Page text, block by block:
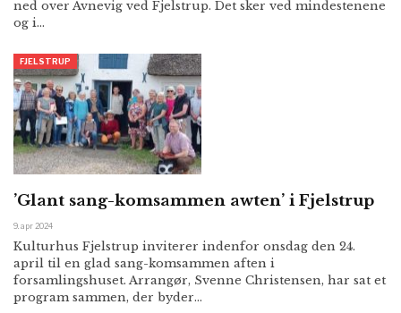
ned over Avnevig ved Fjelstrup. Det sker ved mindestenene
og i…
FJELSTRUP
’Glant sang-komsammen awten’ i Fjelstrup
9. apr 2024
Kulturhus Fjelstrup inviterer indenfor onsdag den 24.
april til en glad sang-komsammen aften i
forsamlingshuset. Arrangør, Svenne Christensen, har sat et
program sammen, der byder…